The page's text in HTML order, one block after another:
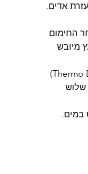
מעלות צלזיוס. לאחר החימום
זה העץ מיובש
2. טיפול בחום : העלאת הטמפרטורה  ל 180 ° C (עבור Thermo S) או ל 212 ° C (עבור Thermo D)
שלוש
ידי ריסוס במים.